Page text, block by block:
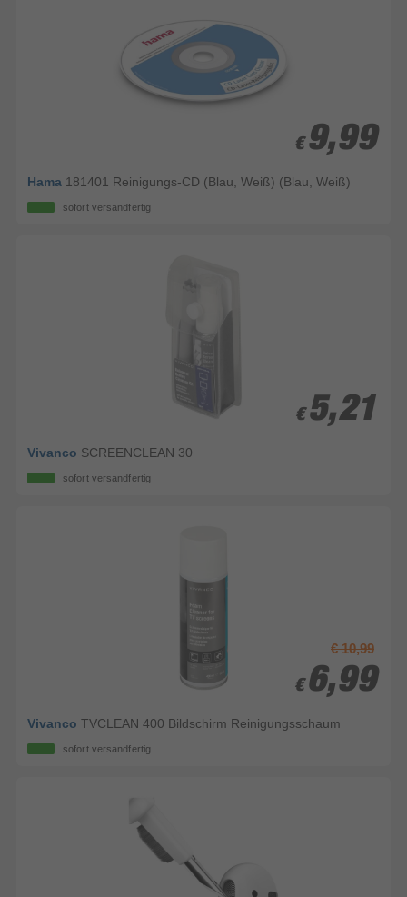
€ 9,99
€ 9,99
Hama 181401 Reinigungs-CD (Blau, Weiß) (Blau, Weiß)
sofort versandfertig
€ 5,21
€ 5,21
Vivanco SCREENCLEAN 30
sofort versandfertig
€ 10,99
€ 6,99
€ 6,99
Vivanco TVCLEAN 400 Bildschirm Reinigungsschaum
sofort versandfertig